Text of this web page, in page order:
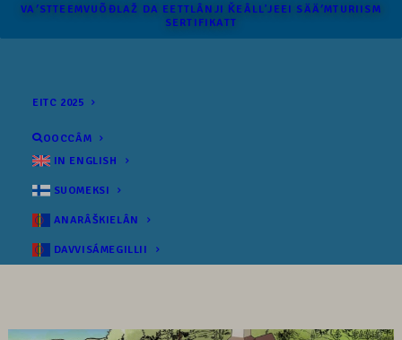
VAʹSTTEEMVUÕĐLAŽ DA EETTLÂNJI ǨEÂLLʼJEEI SÄÄʹM­TURIISM
SERTIFIKATT
EITC 2025
OOCCÂM
IN ENGLISH
SUOMEKSI
ANARÂŠKIELÂN
DAVVISÁMEGILLII